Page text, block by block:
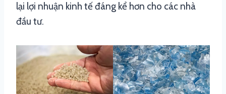
lại lợi nhuận kinh tế đáng kể hơn cho các nhà
đầu tư.